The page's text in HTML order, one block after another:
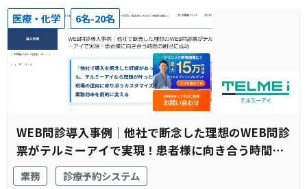
医療・化学 6名-20名
WEB問診導入事例｜他社で断念した理想のWEB問診
票がテルミーアイで実現！患者様に向き合う時間の
創出に成功
業務
診療予約システム